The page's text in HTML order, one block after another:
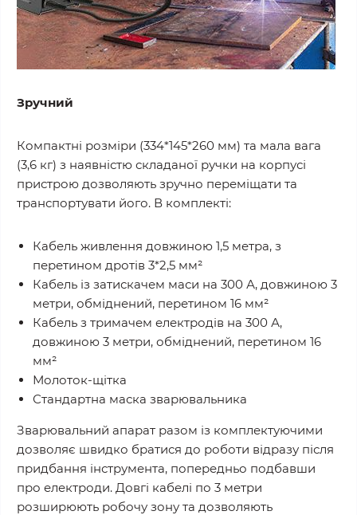
Зручний
Компактні розміри (334*145*260 мм) та мала вага
(3,6 кг) з наявністю складаної ручки на корпусі
пристрою дозволяють зручно переміщати та
транспортувати його. В комплекті:
Кабель живлення довжиною 1,5 метра, з
перетином дротів 3*2,5 мм²
Кабель із затискачем маси на 300 А, довжиною 3
метри, обміднений, перетином 16 мм²
Кабель з тримачем електродів на 300 А,
довжиною 3 метри, обміднений, перетином 16
мм²
Молоток-щітка
Стандартна маска зварювальника
Зварювальний апарат разом із комплектуючими
дозволяє швидко братися до роботи відразу після
придбання інструмента, попередньо подбавши
про електроди. Довгі кабелі по 3 метри
розширюють робочу зону та дозволяють